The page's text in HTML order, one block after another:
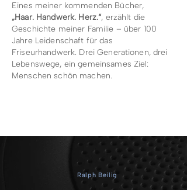
Eines meiner kommenden Bücher,
„Haar. Handwerk. Herz.“, erzählt die
Geschichte meiner Familie – über 100
Jahre Leidenschaft für das
Friseurhandwerk. Drei Generationen, drei
Lebenswege, ein gemeinsames Ziel:
Menschen schön machen.
Ralph Beilig